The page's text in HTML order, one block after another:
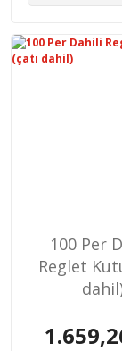
100 Per
Reglet